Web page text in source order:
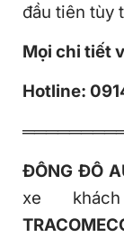
đầu tiên tùy
Mọi chi tiết
Hotline:
ĐÔNG ĐÔ
xe